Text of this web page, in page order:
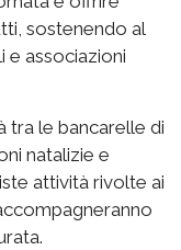
sostenendo al
associazioni
tra le bancarelle di
natalizie e
attività rivolte ai